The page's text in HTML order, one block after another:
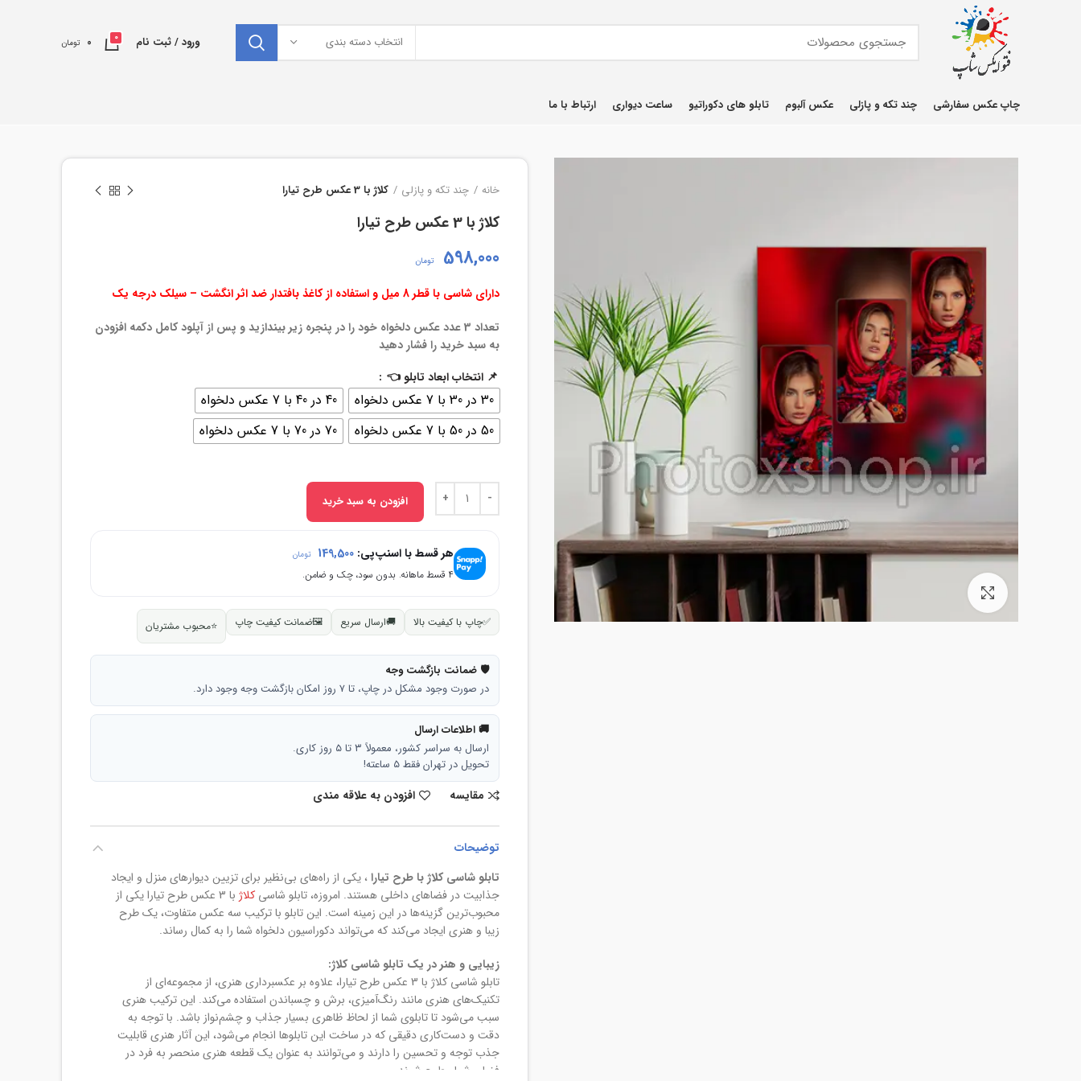
انتخاب دسته بندی ورود / ثبت نام 0
0 تومان
چاپ عکس سفارشی چند تکه و پازلی عکس آلبوم تابلو های دکوراتیو ساعت دیواری ارتباط با ما
خانه چند تکه و پازلی کلاژ با 3 عکس طرح تیارا
کلاژ با 3 عکس طرح تیارا
598,000 تومان
دارای شاسی با قطر 8 میل و استفاده از کاغذ بافتدار ضد اثر انگشت – سیلک درجه یک
تعداد 3 عدد عکس دلخواه خود را در پنجره زیر بیندازید و پس از آپلود کامل دکمه افزودن
به سبد خرید را فشار دهید
📌 انتخاب ابعاد تابلو 👈
30 در 30 با 7 عکس دلخواه
40 در 40 با 7 عکس دلخواه
50 در 50 با 7 عکس دلخواه
70 در 70 با 7 عکس دلخواه
افزودن به سبد خرید
هر قسط با اسنپ‌پی: 149,500 تومان
۴ قسط ماهانه. بدون سود، چک و ضامن.
✅چاپ با کیفیت بالا 🚚ارسال سریع 🖼ضمانت کیفیت چاپ ⭐محبوب مشتریان
🛡 ضمانت بازگشت وجه
در صورت وجود مشکل در چاپ، تا ۷ روز امکان بازگشت وجه وجود دارد.
🚚 اطلاعات ارسال
ارسال به سراسر کشور، معمولاً ۳ تا ۵ روز کاری.
تحویل در تهران فقط ۵ ساعته!
مقایسه افزودن به علاقه مندی
توضیحات
تابلو شاسی کلاژ با طرح تیارا، یکی از راه‌های بی‌نظیر برای تزیین دیوارهای منزل و ایجاد
جذابیت در فضاهای داخلی هستند. امروزه، تابلو شاسی کلاژ
با 3 عکس طرح تیارا یکی از
محبوب‌ترین گزینه‌ها در این زمینه است. این تابلو با ترکیب سه عکس متفاوت، یک طرح
زیبا و هنری ایجاد می‌کند که می‌تواند دکوراسیون دلخواه شما را به کمال رساند.
زیبایی و هنر در یک تابلو شاسی کلاژ:
تابلو شاسی کلاژ با 3 عکس طرح تیارا، علاوه بر عکسبرداری هنری، از مجموعه‌ای از
تکنیک‌های هنری مانند رنگ‌آمیزی، برش و چسباندن استفاده می‌کند. این ترکیب هنری
سبب می‌شود تا تابلوی شما از لحاظ ظاهری بسیار جذاب و چشم‌نواز باشد. با توجه به
دقت و دست‌کاری دقیقی که در ساخت این تابلوها انجام می‌شود، این آثار هنری قابلیت
جذب توجه و تحسین را دارند و می‌توانند به عنوان یک قطعه هنری منحصر به فرد در
فضای شما مطرح شوند.